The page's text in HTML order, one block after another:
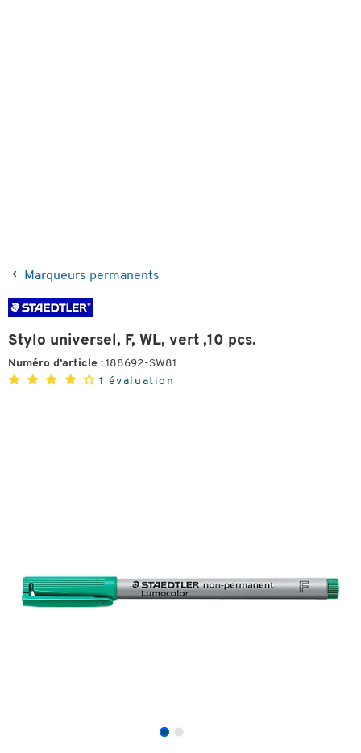
Marqueurs permanents
Stylo universel, F, WL, vert ,10 pcs.
Numéro d'article : 188692-SW81
1 évaluation